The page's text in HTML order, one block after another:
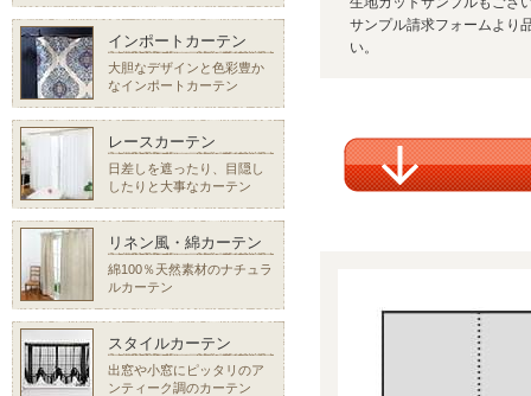
サンプル請求フォームより
い。
インポートカーテン
大胆なデザインと色彩豊か
なインポートカーテン
レースカーテン
日差しを遮ったり、目隠し
したりと大事なカーテン
リネン風・綿カーテン
綿100％天然素材のナチュラ
ルカーテン
スタイルカーテン
出窓や小窓にピッタリのア
ンティーク調のカーテン